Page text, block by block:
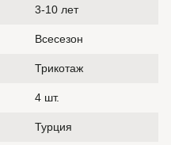
3-10 лет
Всесезон
Трикотаж
4 шт.
Турция